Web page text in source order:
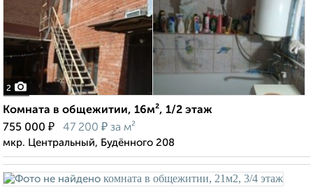
2
Комната в общежитии, 16м², 1/2 этаж
755 000 ₽ 47 200 ₽ за м²
мкр. Центральный, Будённого 208